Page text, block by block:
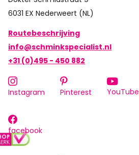
6031 EX Nederweert (NL)
Routebeschrijving
info@schminkspecialist.nl
+31 (0)495 - 450 882
Instagram Pinterest YouTube
facebook